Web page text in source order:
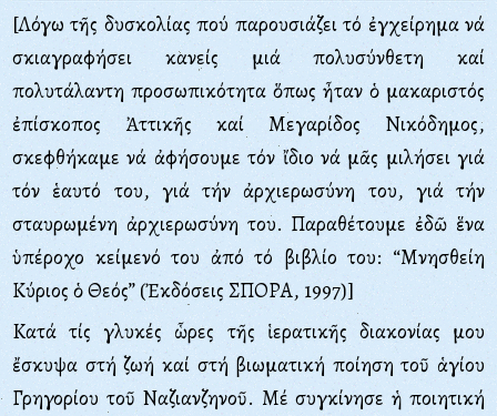
[Λόγω τῆς δυσκολίας πού παρουσιάζει τό ἐγχείρημα νά
σκιαγραφήσει κανείς μιά πολυσύνθετη καί
πολυτάλαντη προσωπικότητα ὅπως ἦταν ὁ μακαριστός
ἐπίσκοπος Ἀττικῆς καί Μεγαρίδος Νικόδημος,
σκεφθήκαμε νά ἀφήσουμε τόν ἴδιο νά μᾶς μιλήσει γιά
τόν ἑαυτό του, γιά τήν ἀρχιερωσύνη του, γιά τήν
σταυρωμένη ἀρχιερωσύνη του. Παραθέτουμε ἐδῶ ἕνα
ὑπέροχο κείμενό του ἀπό τό βιβλίο του: “Μνησθείη
Κύριος ὁ Θεός” (Ἐκδόσεις ΣΠΟΡΑ, 1997)]
Kατά τίς γλυκές ὧρες τῆς ἱερατικῆς διακονίας μου
ἔσκυψα στή ζωή καί στή βιωματική ποίηση τοῦ ἁγίου
Γρηγορίου τοῦ Nαζιανζηνοῦ. Mέ συγκίνησε ἡ ποιητική